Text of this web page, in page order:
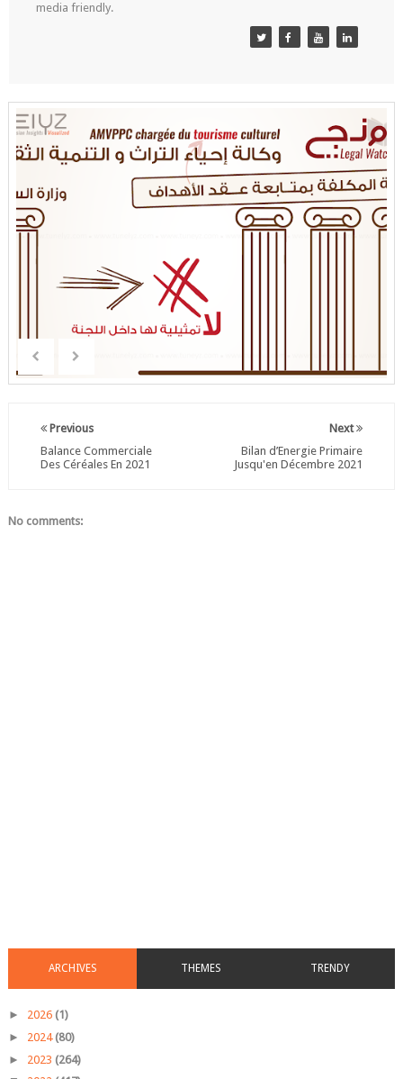
media friendly.
Next
Bilan d’Energie Primaire
Jusqu'en Décembre 2021
Previous
Balance Commerciale
Des Céréales En 2021
No comments:
ARCHIVES THEMES TRENDY
► 2026 (1)
► 2024 (80)
► 2023 (264)